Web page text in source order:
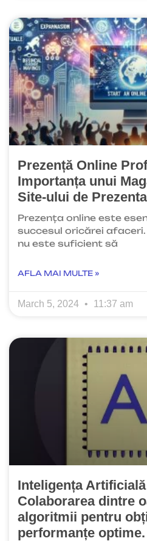
Prezență Online
Importanța unui
Site-ului de
Prezența online este
succesul oricărei
nu este suficient să
AFLA MAI MULTE »
March 5, 2024 11:37 am
Inteligența
Colaborarea dintre
algoritmii pentru
performanțe optime.